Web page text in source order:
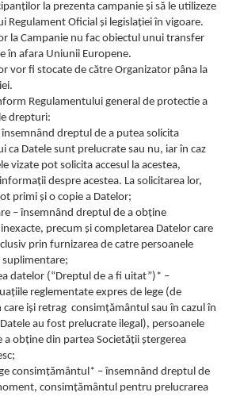
la prezenta campanie și să le utilizeze
Regulament Oficial și legislației în vigoare.
la Campanie nu fac obiectul unui transfer
în afara Uniunii Europene.
vor fi stocate de către Organizator pâna la
Regulamentului general de protectie a
drepturi:
însemnând dreptul de a putea solicita
ca Datele sunt prelucrate sau nu, iar în caz
vizate pot solicita accesul la acestea,
despre acestea. La solicitarea lor,
primi și o copie a Datelor;
– însemnând dreptul de a obține
precum și completarea Datelor care
prin furnizarea de catre persoanele
datelor (“Dreptul de a fi uitat”)* –
reglementate expres de lege (de
care iși retrag consimțământul sau în cazul în
au fost prelucrate ilegal), persoanele
a obține din partea Societății ștergerea
consimțământul* – însemnând dreptul de
consimțământul pentru prelucrarea